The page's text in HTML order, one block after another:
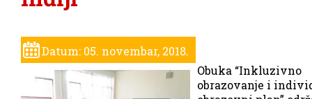
Datum: 05. novembar, 2018.
Obuka “Inkluzivno
obrazovanje i